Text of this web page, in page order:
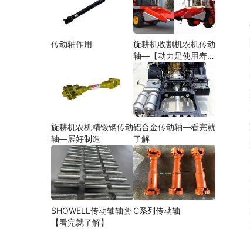
传动轴作用
旋耕机收割机农机传动
轴—【动力足使用寿命
久】
旋耕机农机精锻钢传动
轴—展好制造
铝合金传动轴—看完就
了解
SHOWELL传动轴轴套
【看完就了解】
C系列传动轴